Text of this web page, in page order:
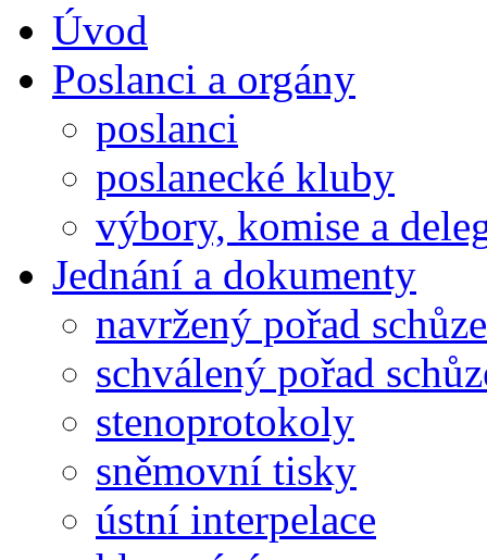
Úvod
Poslanci a orgány
poslanci
poslanecké kluby
výbory, komise a
Jednání a dokumenty
navržený pořad schůze
schválený pořad
stenoprotokoly
sněmovní tisky
ústní interpelace